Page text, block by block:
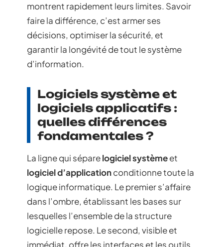
montrent rapidement leurs limites. Savoir
faire la différence, c’est armer ses
décisions, optimiser la sécurité, et
garantir la longévité de tout le système
d’information.
Logiciels système et
logiciels applicatifs :
quelles différences
fondamentales ?
La ligne qui séparelogiciel systèmeet
logiciel d’applicationconditionne toute la
logique informatique. Le premier s’affaire
dans l’ombre, établissant les bases sur
lesquelles l’ensemble de la structure
logicielle repose. Le second, visible et
immédiat, offre les interfaces et les outils